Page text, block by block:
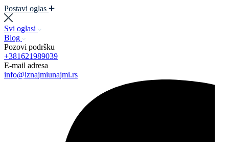
Postavi oglas
Svi oglasi
Blog
Pozovi podršku
+381621989039
E-mail adresa
info@iznajmiunajmi.rs